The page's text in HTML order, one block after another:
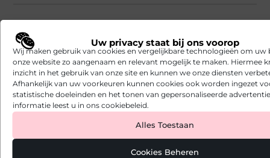
Uw privacy staat bij ons voorop
Wij maken gebruik van cookies en vergelijkbare technologieën om uw
onze website zo aangenaam en relevant mogelijk te maken. Hiermee
inzicht in het gebruik van onze site en kunnen we onze diensten
Afhankelijk van uw voorkeuren kunnen cookies ook worden ingezet
statistische doeleinden en het tonen van gepersonaliseerde
informatie leest u in ons cookiebeleid.
Alles Toestaan
Cookies Beheren
Veelgestelde vragen
Wat is een EPC-attest en wanneer heb
ik het nodig?
▼
Wat betekenen de kleuren op het EPC-
label?